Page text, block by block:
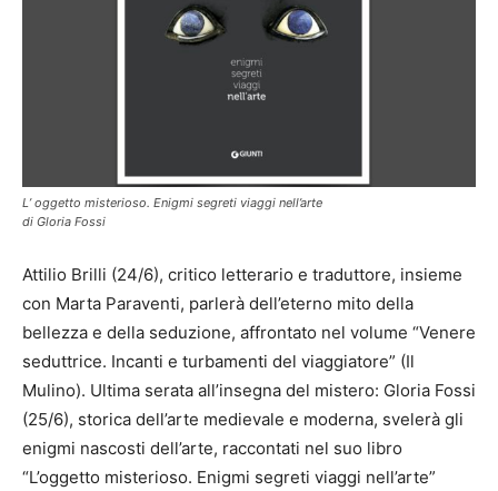
L’ oggetto misterioso. Enigmi segreti viaggi nell’arte
di Gloria Fossi
Attilio Brilli (24/6), critico letterario e traduttore, insieme
con Marta Paraventi, parlerà dell’eterno mito della
bellezza e della seduzione, affrontato nel volume “Venere
seduttrice. Incanti e turbamenti del viaggiatore” (Il
Mulino). Ultima serata all’insegna del mistero: Gloria Fossi
(25/6), storica dell’arte medievale e moderna, svelerà gli
enigmi nascosti dell’arte, raccontati nel suo libro
“L’oggetto misterioso. Enigmi segreti viaggi nell’arte”